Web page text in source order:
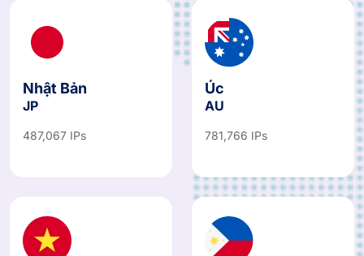
Nhật Bản
JP
487,067 IPs
Úc
AU
781,766 IPs